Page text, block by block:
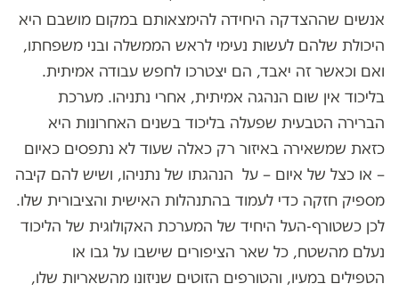
אנשים שההצדקה היחידה להימצאותם במקום מושבם היא
היכולת שלהם לעשות נעימי לראש הממשלה ובני משפחתו,
ואם וכאשר זה יאבד, הם יצטרכו לחפש עבודה אמיתית.
בליכוד אין שום הנהגה אמיתית, אחרי נתניהו. מערכת
הברירה הטבעית שפעלה בליכוד בשנים האחרונות היא
כזאת שמשאירה באיזור רק כאלה שעוד לא נתפסים כאיום
– או כצל של איום – על הנהגתו של נתניהו, ושיש להם קיבה
מספיק חזקה כדי לעמוד בהתנהלות האישית והציבורית שלו.
לכן כשטורף-העל היחיד של המערכת האקולוגית של הליכוד
נעלם מהשטח, כל שאר הציפורים שישבו על גבו או
הטפילים במעיו, והטורפים הזוטים שניזונו מהשאריות שלו,